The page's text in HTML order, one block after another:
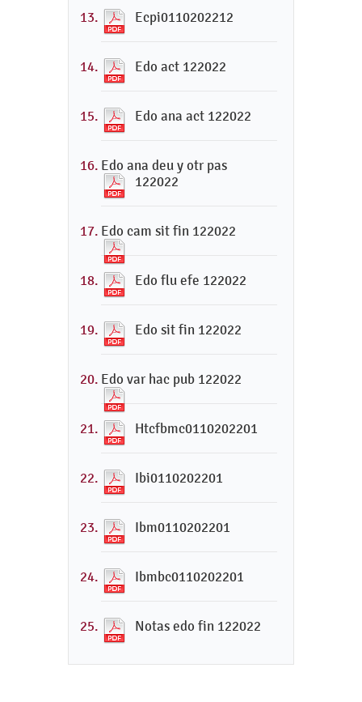
Ecpi0110202212
Edo act 122022
Edo ana act 122022
Edo ana deu y otr pas
122022
Edo cam sit fin 122022
Edo flu efe 122022
Edo sit fin 122022
Edo var hac pub 122022
Htcfbmc0110202201
Ibi0110202201
Ibm0110202201
Ibmbc0110202201
Notas edo fin 122022